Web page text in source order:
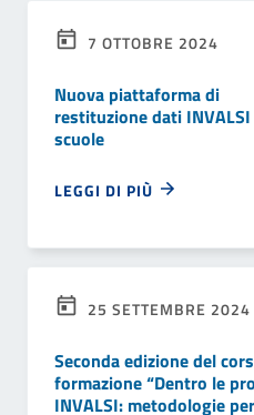
7 OTTOBRE 2024
Nuova piattaforma di
restituzione dati
scuole
LEGGI DI PIÙ
25 SETTEMBRE 2024
Seconda edizione del
formazione “Dentro le
INVALSI: metodologie